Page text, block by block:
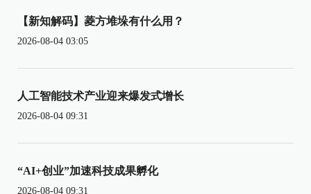
【新知解码】菱方堆垛有什么用？
2026-08-04 03:05
人工智能技术产业迎来爆发式增长
2026-08-04 09:31
“AI+创业”加速科技成果孵化
2026-08-04 09:31